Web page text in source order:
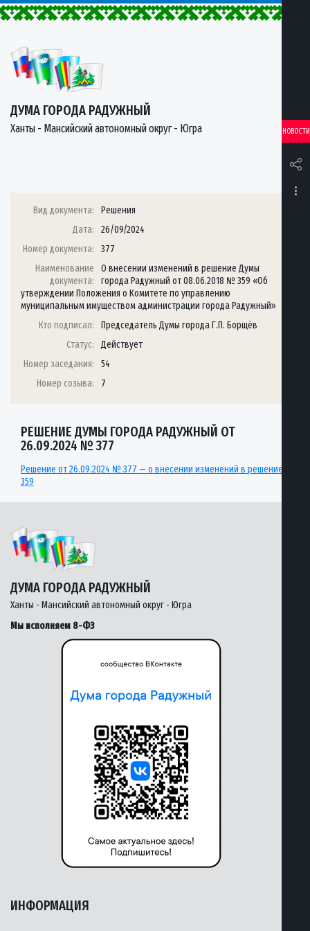
ДУМА ГОРОДА РАДУЖНЫЙ
Ханты - Мансийский автономный округ - Югра НОВОСТИ
Вид документа:
Решения
Дата:
26/09/2024
Номер документа:
377
Наименование
документа:
О внесении изменений в решение Думы
города Радужный от 08.06.2018 № 359 «Об
утверждении Положения о Комитете по управлению
муниципальным имуществом администрации города Радужный»
Кто подписал:
Председатель Думы города Г.П. Борщёв
Статус:
Действует
Номер заседания:
54
Номер созыва:
7
РЕШЕНИЕ ДУМЫ ГОРОДА РАДУЖНЫЙ ОТ
26.09.2024 № 377
Решение от 26.09.2024 № 377 — о внесении изменений в решение
359
ДУМА ГОРОДА РАДУЖНЫЙ
Ханты - Мансийский автономный округ - Югра
Мы исполняем 8-ФЗ
ИНФОРМАЦИЯ